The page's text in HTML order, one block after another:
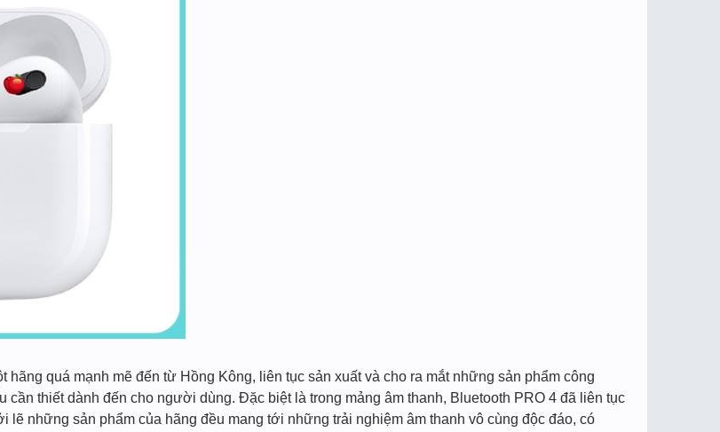
hãng quá mạnh mẽ đến từ Hồng Kông, liên tục sản xuất và cho ra mắt những sản phẩm công
cần thiết dành đến cho người dùng. Đặc biệt là trong mảng âm thanh, Bluetooth PRO 4 đã liên tục
lẽ những sản phẩm của hãng đều mang tới những trải nghiệm âm thanh vô cùng độc đáo, có